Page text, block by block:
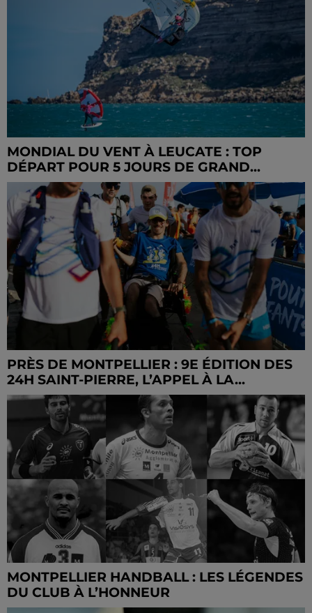
MONDIAL DU VENT À LEUCATE : TOP
DÉPART POUR 5 JOURS DE GRAND...
PRÈS DE MONTPELLIER : 9E ÉDITION DES
24H SAINT-PIERRE, L’APPEL À LA...
MONTPELLIER HANDBALL : LES LÉGENDES
DU CLUB À L’HONNEUR